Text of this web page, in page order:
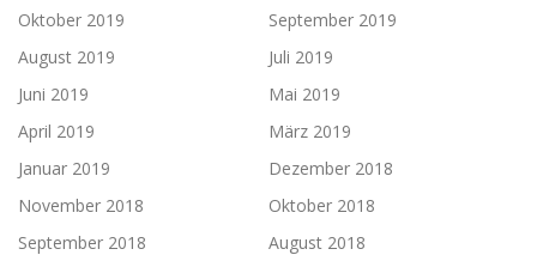
Oktober 2019
September 2019
August 2019
Juli 2019
Juni 2019
Mai 2019
April 2019
März 2019
Januar 2019
Dezember 2018
November 2018
Oktober 2018
September 2018
August 2018